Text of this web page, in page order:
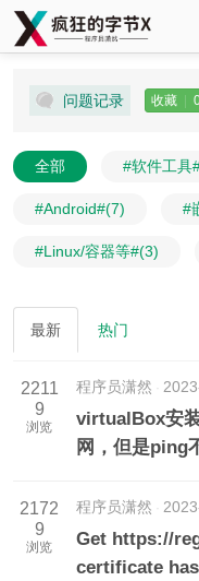
问题记录 收藏
全部 #软件工具
#Android#(7) #
#Linux/容器等#(3)
最新 热门
2211
9
浏览
程序员潇然
virtualBox安
网，但是ping
2172
9
浏览
程序员潇然
Get https://
certificate